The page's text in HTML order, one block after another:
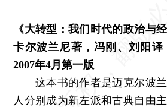
《大转型：我们时代的政治与
卡尔波兰尼著，冯刚、刘阳译
2007年4月第一版
这本书的作者是迈克尔波兰
人分别成为新左派和古典自由